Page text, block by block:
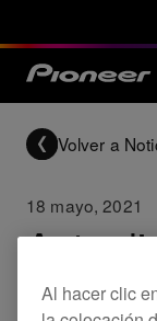
Volver a
18 mayo, 2021
DJM-
Al hacer clic